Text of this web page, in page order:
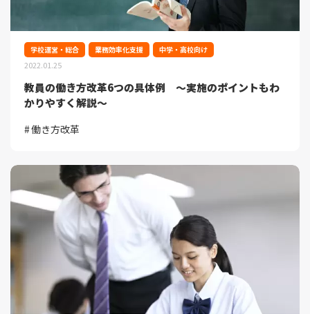
学校運営・総合 業務効率化支援 中学・高校向け
2022.01.25
教員の働き方改革6つの具体例 ～実施のポイントもわ
かりやすく解説～
働き方改革